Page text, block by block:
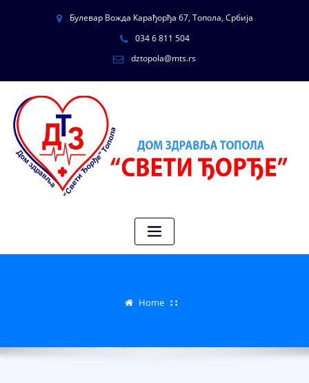
Булевар Вожда Карађорђа 67, Топола, Србија
034 6 811 504
dztopola@mts.rs
Home